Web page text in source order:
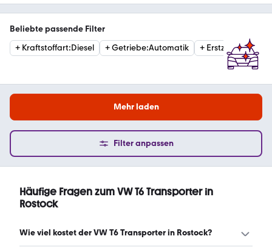
Beliebte passende Filter
+ Kraftstoffart:Diesel +Getriebe:Automatik + Erstzulassung
Mehr laden
Filter anpassen
Häufige Fragen zum VW T6 Transporter in
Rostock
Wie viel kostet der VW T6 Transporter in Rostock?